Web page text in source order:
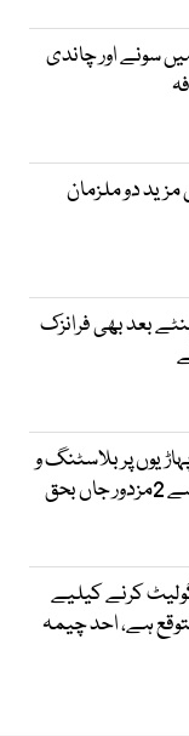
سونے اور چاندی
دو ملزمان
قتل کیس؛ 48 گھنٹے بعد بھی فرانزک
پر بلاسٹنگ و
کرنے کیلیے
ہے، احد چیمہ